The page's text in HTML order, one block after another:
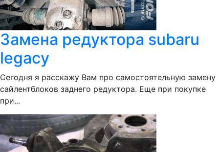
Замена редуктора subaru
legacy
Сегодня я расскажу Вам про самостоятельную замену
сайлентблоков заднего редуктора. Еще при покупке
при...